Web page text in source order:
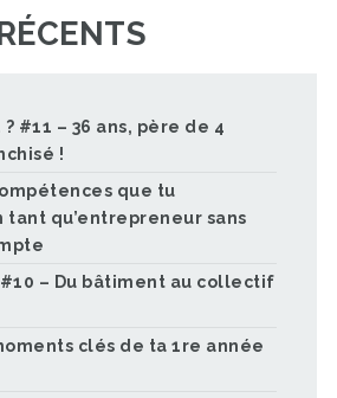
? #11 – 36 ans, père de 4
!
que tu
tant qu’entrepreneur sans
#10 – Du bâtiment au collectif
clés de ta 1re année